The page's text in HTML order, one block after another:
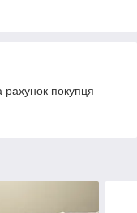
рахунок покупця